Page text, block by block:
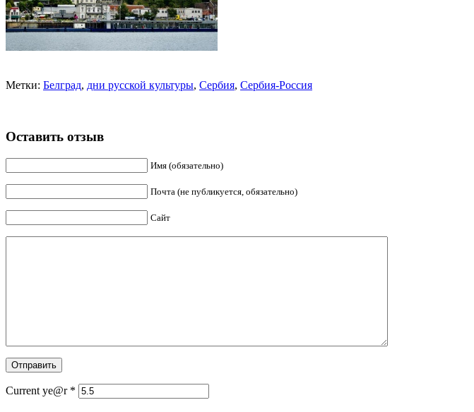
Метки: Белград, дни русской культуры, Сербия, Сербия-Россия
Оставить отзыв
Имя (обязательно)
Почта (не публикуется, обязательно)
Сайт
Current ye@r *